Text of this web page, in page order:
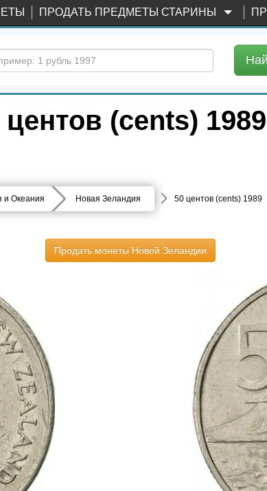
ПРОДАТЬ ПРЕДМЕТЫ СТАРИНЫ
(cents)
и Океания Новая Зеландия 50 центов (cents) 1989
Продать монеты Новой Зеландии